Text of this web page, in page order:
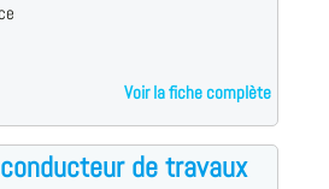
Voir la fiche complète
de travaux